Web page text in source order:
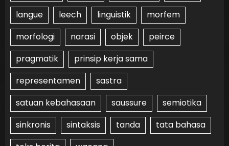
langue
leech linguistik
morfem
morfologi
narasi objek
peirce
pragmatik
prinsip kerja sama
representamen
sastra
satuan kebahasaan
saussure
semiotika
sinkronis
sintaksis tanda
tata bahasa